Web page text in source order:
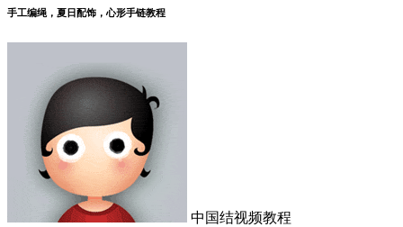
手工编绳，夏日配饰，心形手链教程
中国结视频教程